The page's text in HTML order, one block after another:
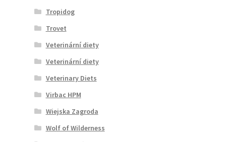
Tropidog
Trovet
Veterinární diety
Veterinární diety
Veterinary Diets
Virbac HPM
Wiejska Zagroda
Wolf of Wilderness